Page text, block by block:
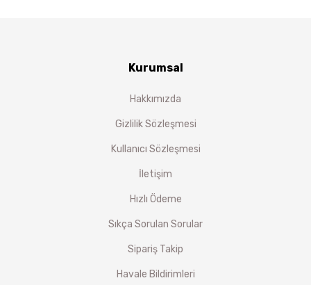
Kurumsal
Hakkımızda
Gizlilik Sözleşmesi
Kullanıcı Sözleşmesi
İletişim
Hızlı Ödeme
Sıkça Sorulan Sorular
Sipariş Takip
Havale Bildirimleri